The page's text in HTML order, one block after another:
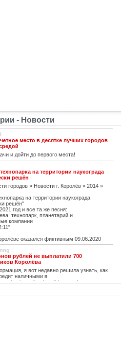
- Новости
место в десятке лучших городов
и дойти до первого места!
на территории наукограда
решён
городов » Новости г. Королёв » 2014 »
на территории наукограда
решён"
год и все та же песня:
технопарк, планетарий и
компании
оказался фиктивным 09.06.2020
рублей не выплатили 700
Королёва
я вот недавно решила узнать, как
наличными в
client/credit/ тут информацию в